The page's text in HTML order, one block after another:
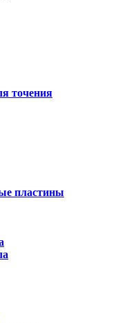
точения
пластины